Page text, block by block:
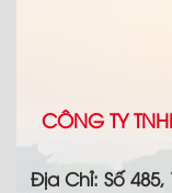
CÔNG TY
Địa Chỉ: Số 485,